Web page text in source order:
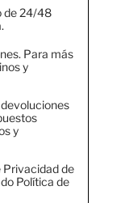
de 24/48
Para más
y
y
Privacidad de
Política de